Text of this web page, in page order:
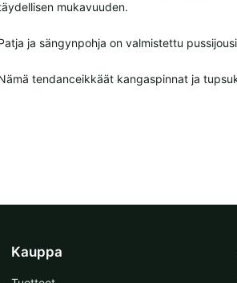
mukavuuden.
ja sängynpohja on valmistettu
tendanceikkäät kangaspinnat ja
Kauppa